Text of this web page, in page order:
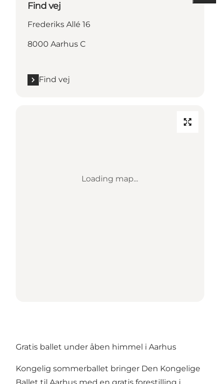
Find vej
Frederiks Allé 16
8000 Aarhus C
Find vej
Loading map...
Gratis ballet under åben himmel i Aarhus
Kongelig sommerballet bringer Den Kongelige
Ballet til Aarhus med en gratis forestilling i